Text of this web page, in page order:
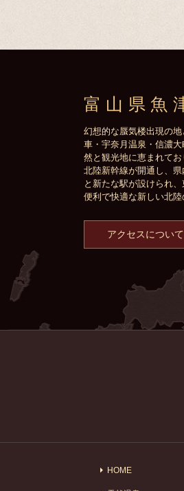
富山県魚
幻想的な蜃気楼出現の
車・宇奈月温泉・信濃
然と観光地に恵まれてお
北陸新幹線が開通し、
と新たな駅が設けられ
便利で快適な新しい北陸
アクセスについて
HOME